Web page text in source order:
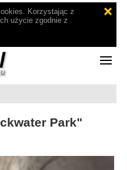
Korzystając z
użycie zgodnie z
Park"